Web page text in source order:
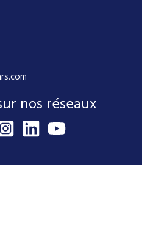
nos réseaux